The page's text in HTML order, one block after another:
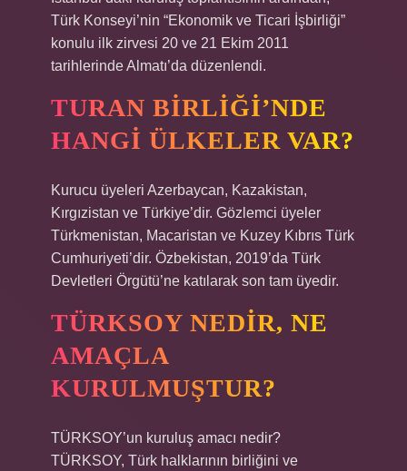
Türk Konseyi’nin “Ekonomik ve Ticari İşbirliği”
konulu ilk zirvesi 20 ve 21 Ekim 2011
tarihlerinde Almatı’da düzenlendi.
TURAN BIRLIĞI’NDE
HANGI ÜLKELER VAR?
Kurucu üyeleri Azerbaycan, Kazakistan,
Kırgızistan ve Türkiye’dir. Gözlemci üyeler
Türkmenistan, Macaristan ve Kuzey Kıbrıs Türk
Cumhuriyeti’dir. Özbekistan, 2019’da Türk
Devletleri Örgütü’ne katılarak son tam üyedir.
TÜRKSOY NEDIR, NE
AMAÇLA
KURULMUŞTUR?
TÜRKSOY’un kuruluş amacı nedir?
TÜRKSOY, Türk halklarının birliğini ve